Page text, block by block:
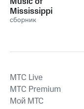
Mississippi
сборник
MTС Live
MTС Premium
Мой МТС